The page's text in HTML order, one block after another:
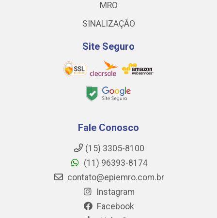
MRO
SINALIZAÇÃO
Site Seguro
Fale Conosco
(15) 3305-8100
(11) 96393-8174
contato@epiemro.com.br
Instagram
Facebook